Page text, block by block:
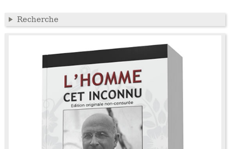
Recherche